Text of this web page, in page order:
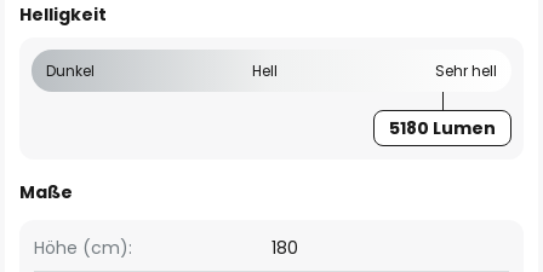
Helligkeit
Dunkel Hell Sehr hell
5180 Lumen
Maße
Höhe (cm):
180